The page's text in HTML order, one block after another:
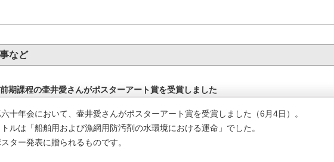
など
期課程の壷井愛さんがポスターアート賞を受賞しました
十年会において、壷井愛さんがポスターアート賞を受賞しました（6月4日）。
ルは「船舶用および漁網用防汚剤の水環境における運命」でした。
ター発表に贈られるものです。